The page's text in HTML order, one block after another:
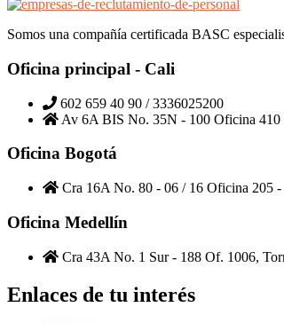
Somos una compañía certificada BASC
Oficina principal - Cali
602 659 40 90 / 3336025200
Av 6A BIS No. 35N - 100 Oficina 410
Oficina Bogotá
Cra 16A No. 80 - 06 / 16 Oficina 205
Oficina Medellín
Cra 43A No. 1 Sur - 188 Of. 1006,
Enlaces de tu interés